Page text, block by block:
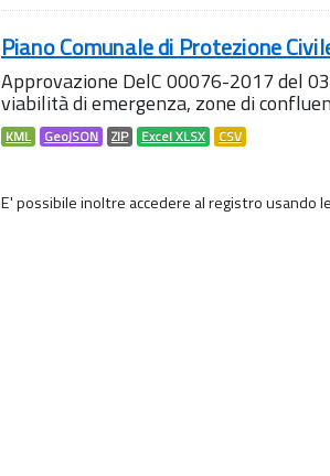
Piano Comunale di Protezione
Approvazione DelC 00076-2017 del
viabilità di emergenza, zone di
KML GeoJSON ZIP Excel XLSX CSV
E' possibile inoltre accedere al registro usando le